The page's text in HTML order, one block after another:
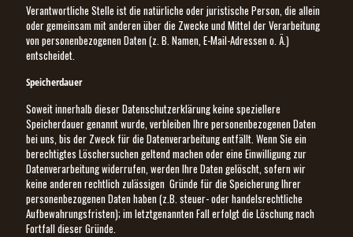
Verantwortliche Stelle ist die natürliche oder juristische Person, die allein
oder gemeinsam mit anderen über die Zwecke und Mittel der Verarbeitung
von personenbezogenen Daten (z. B. Namen, E-Mail-Adressen o. Ä.)
entscheidet.
Speicherdauer
Soweit innerhalb dieser Datenschutzerklärung keine speziellere
Speicherdauer genannt wurde, verbleiben Ihre personenbezogenen Daten
bei uns, bis der Zweck für die Datenverarbeitung entfällt. Wenn Sie ein
berechtigtes Löschersuchen geltend machen oder eine Einwilligung zur
Datenverarbeitung widerrufen, werden Ihre Daten gelöscht, sofern wir
keine anderen rechtlich zulässigen Gründe für die Speicherung Ihrer
personenbezogenen Daten haben (z.B. steuer- oder handelsrechtliche
Aufbewahrungsfristen); im letztgenannten Fall erfolgt die Löschung nach
Fortfall dieser Gründe.